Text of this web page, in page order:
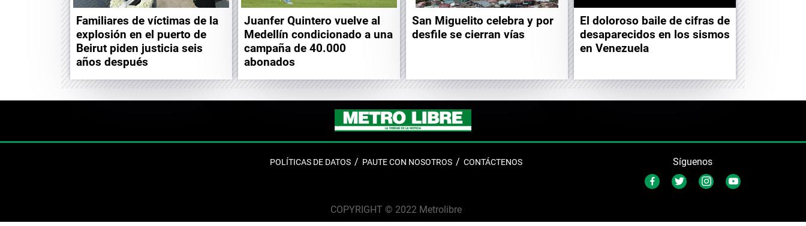
Familiares de víctimas de la
explosión en el puerto de
Beirut piden justicia seis
años después
Juanfer Quintero vuelve al
Medellín condicionado a una
campaña de 40.000
abonados
San Miguelito celebra y por
desfile se cierran vías
El doloroso baile de cifras de
desaparecidos en los sismos
en Venezuela
POLÍTICAS DE DATOS PAUTE CON NOSOTROS CONTÁCTENOS Síguenos
COPYRIGHT © 2022 Metrolibre